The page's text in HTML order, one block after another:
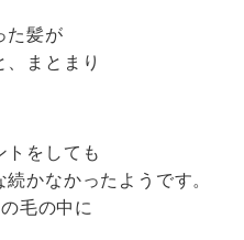
た髪が
、まとまり
トをしても
かなかったようです。
毛の中に